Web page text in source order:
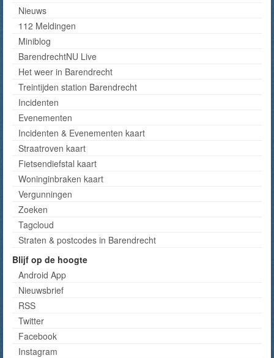
Nieuws
112 Meldingen
Miniblog
BarendrechtNU Live
Het weer in Barendrecht
Treintijden station Barendrecht
Incidenten
Evenementen
Incidenten & Evenementen kaart
Straatroven kaart
Fietsendiefstal kaart
Woninginbraken kaart
Vergunningen
Zoeken
Tagcloud
Straten & postcodes in Barendrecht
Blijf op de hoogte
Android App
Nieuwsbrief
RSS
Twitter
Facebook
Instagram